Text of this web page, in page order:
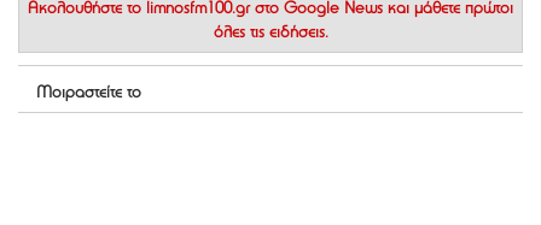
Ακολουθήστε το limnosfm100.gr στο Google News και μάθετε πρώτοι
όλες τις ειδήσεις.
Μοιραστείτε το